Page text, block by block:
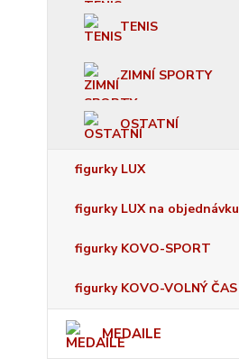
TENIS
ZIMNÍ SPORTY
OSTATNÍ
figurky LUX
figurky LUX na objednávku
figurky KOVO-SPORT
figurky KOVO-VOLNÝ ČAS
MEDAILE